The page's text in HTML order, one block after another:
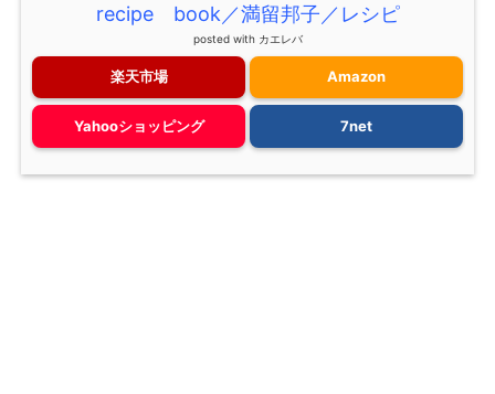
recipe book／満留邦子／レシピ
posted with カエレバ
楽天市場 Amazon
Yahooショッピング 7net